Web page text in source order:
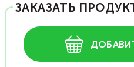
ЗАКАЗАТЬ